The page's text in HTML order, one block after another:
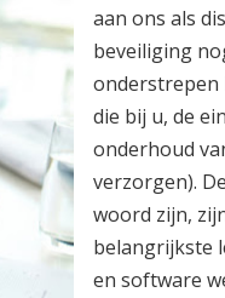
aan ons als
beveiliging
onderstrepen
die bij u, de
onderhoud
verzorgen).
woord zijn,
belangrijkste
en software